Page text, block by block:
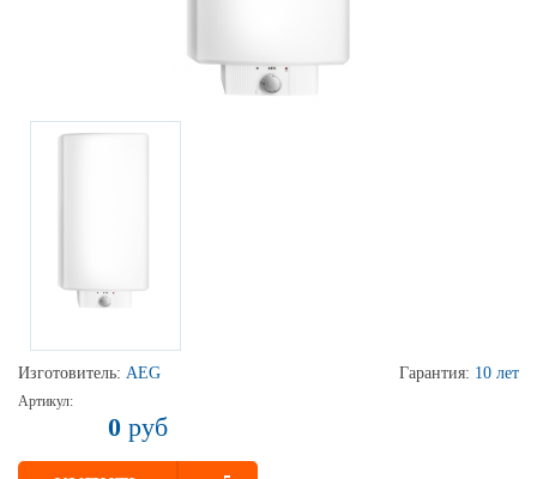
Изготовитель: AEG Гарантия: 10 лет
Артикул:
0 руб